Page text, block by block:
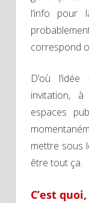
l’info pour
correspond
D’où
invitation,
espaces
mettre sous
être tout ça.
C’est